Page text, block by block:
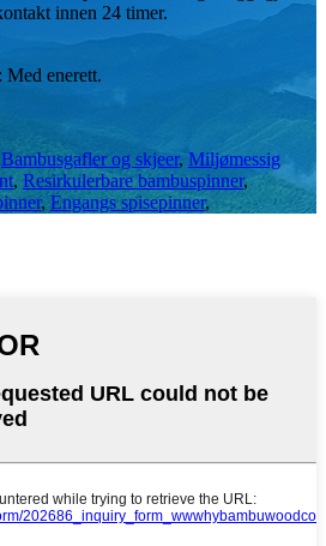
innen 24 timer.
enerett.
Bambusgafler og skjeer, Miljømessig
, Resirkulerbare bambuspinner,
,Engangs spisepinner,